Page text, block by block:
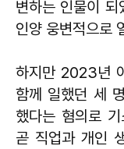
변하는 인물이
인양 웅변적으로
하지만 2023년
함께 일했던 세
했다는 혐의로
곧 직업과 개인